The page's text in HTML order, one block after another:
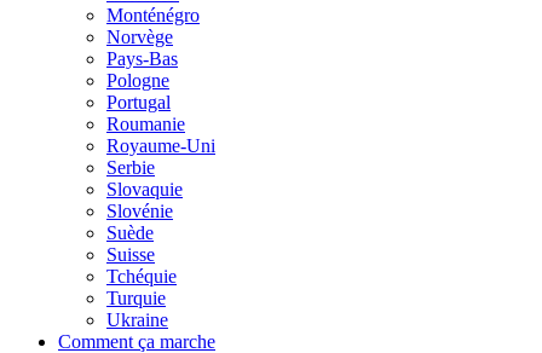
Monténégro
Norvège
Pays-Bas
Pologne
Portugal
Roumanie
Royaume-Uni
Serbie
Slovaquie
Slovénie
Suède
Suisse
Tchéquie
Turquie
Ukraine
Comment ça marche